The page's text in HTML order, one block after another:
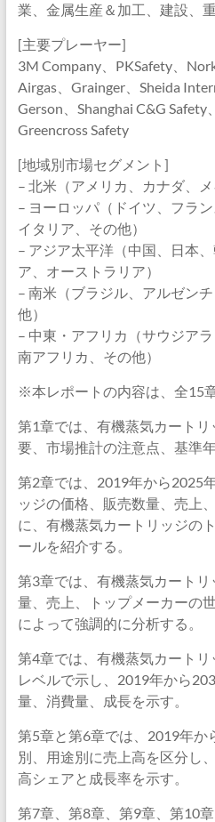
業、金属生産＆加工、建設、
[主要プレーヤー]
3M Company、PKSafety、
Airgas、Grainger、Sheida
Gerson、Shanghai C&G Safety
Greencross Safety
[地域別市場セグメント]
– 北米（アメリカ、カナダ、メ
– ヨーロッパ（ドイツ、フラ
イタリア、その他）
– アジア太平洋（中国、日本
ア、オーストラリア）
– 南米（ブラジル、アルゼン
他）
– 中東・アフリカ（サウジア
南アフリカ、その他）
※本レポートの内容は、全15
第1章では、有機蒸気カート
要、市場推計の注意点、基準
第2章では、2019年から2025
ッジの価格、販売数量、売上
に、有機蒸気カートリッジの
ールを紹介する。
第3章では、有機蒸気カート
量、売上、トップメーカーの
によって強調的に分析する。
第4章では、有機蒸気カート
レベルで示し、2019年から
量、消費量、成長を示す。
第5章と第6章では、2019年か
別、用途別に売上高を区分し
高シェアと成長率を示す。
第7章、第8章、第9章、第10